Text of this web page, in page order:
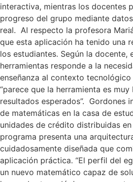
interactiva, mientras los docentes
progreso del grupo mediante
real. Al respecto la profesora
que esta aplicación ha tenido una
los estudiantes. Según la docente,
herramientas responde a la
enseñanza al contexto
“parece que la herramienta es
resultados esperados”. Gordones
de matemáticas en la casa de
unidades de crédito distribuidas
programa presenta una
cuidadosamente diseñada que
aplicación práctica. “El perfil del
un nuevo matemático capaz de